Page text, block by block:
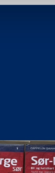
Norge